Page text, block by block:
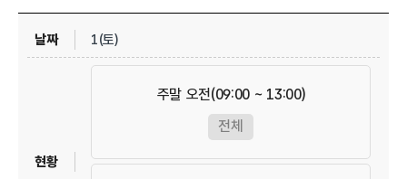
1(토)
주말 오전(09:00 ~ 13:00)
전체